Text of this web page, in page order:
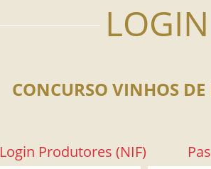
CONCURSO VINHOS
Login Produtores (NIF)